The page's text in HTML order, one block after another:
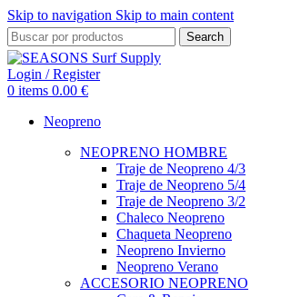
Skip to navigation Skip to main content
Search
Login / Register
0 items 0.00 €
Neopreno
NEOPRENO HOMBRE
Traje de Neopreno 4/3
Traje de Neopreno 5/4
Traje de Neopreno 3/2
Chaleco Neopreno
Chaqueta Neopreno
Neopreno Invierno
Neopreno Verano
ACCESORIO NEOPRENO